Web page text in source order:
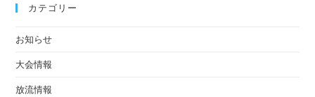
カテゴリー
お知らせ
大会情報
放流情報